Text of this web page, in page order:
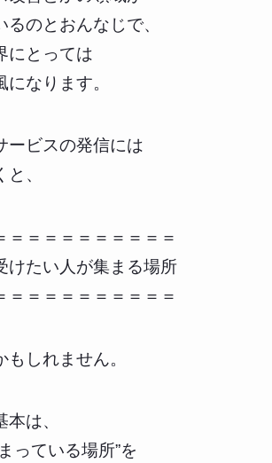
のとおんなじで、
にとっては
なります。
ービスの発信には
、
＝＝＝＝＝＝＝＝＝＝
けたい人が集まる場所
＝＝＝＝＝＝＝＝＝＝
しれません。
は、
っている場所”を